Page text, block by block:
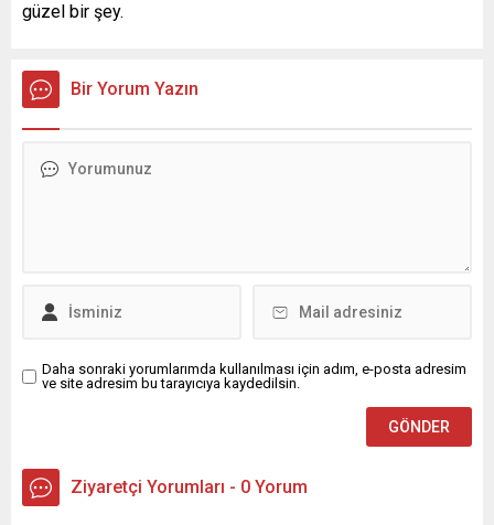
güzel bir şey.
Bir Yorum Yazın
Daha sonraki yorumlarımda kullanılması için adım, e-posta adresim
ve site adresim bu tarayıcıya kaydedilsin.
Ziyaretçi Yorumları - 0 Yorum